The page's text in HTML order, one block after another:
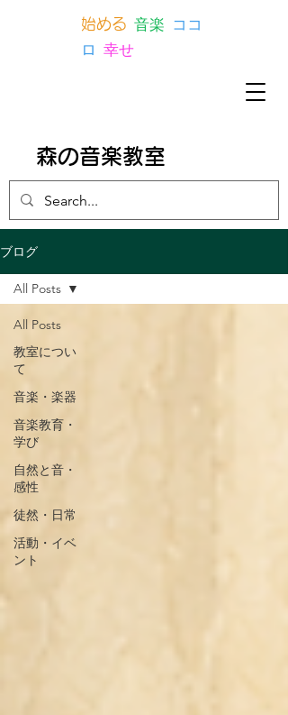
森の音楽教室
始める 音楽 ココ
ロ 幸せ
ブログ
All Posts
教室につい
て
音楽・楽器
音楽教育・
学び
自然と音・
感性
徒然・日常
活動・イベ
ント
All Posts